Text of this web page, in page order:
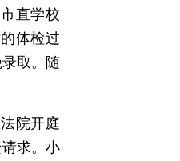
直学校
体检过
取。随
院开庭
求。小